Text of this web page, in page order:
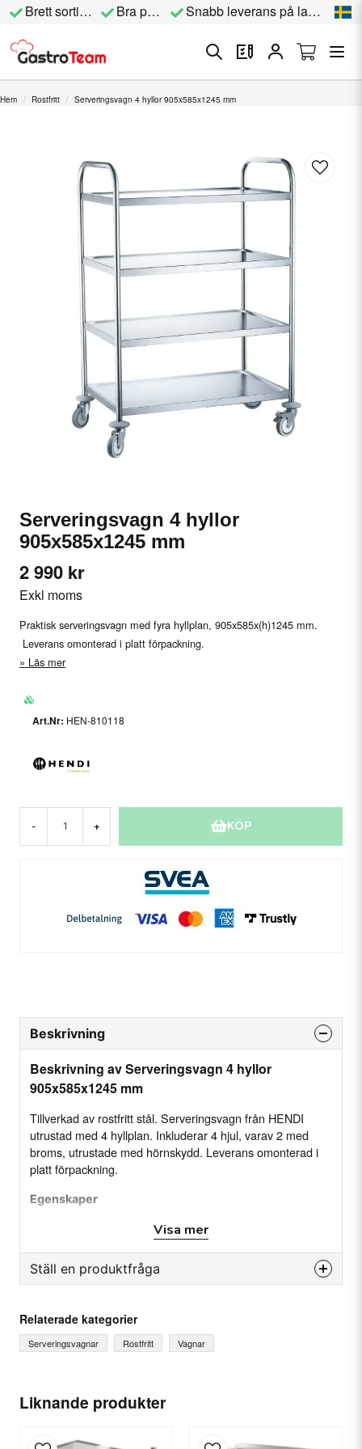
Brett sortiment Bra priser Snabb leverans på lagervara
Hem Rostfritt Serveringsvagn 4 hyllor 905x585x1245 mm
Serveringsvagn 4 hyllor
905x585x1245 mm
2 990 kr
Exkl moms
Praktisk serveringsvagn med fyra hyllplan, 905x585x(h)1245 mm.
Leverans omonterad i platt förpackning.
Läs mer
HEN-810118
- + KÖP
Liknande produkter
Beskrivning
Beskrivning av Serveringsvagn 4 hyllor
905x585x1245 mm
Tillverkad av rostfritt stål. Serveringsvagn från HENDI
utrustad med 4 hyllplan. Inkluderar 4 hjul, varav 2 med
broms, utrustade med hörnskydd. Leverans omonterad i
platt förpackning.
Egenskaper
Vertikalt handtag i rostfritt stå .
4 svängbara hjul Ø100 mm med stötfångare
Hyllor: 4
Hjul: 4, 2 med broms
Vikt (Netto/brutto) 18,47 kg/20,46 kg
Visa mer
Ställ en produktfråga
Fråga oss något om denna produkten...
Ditt namn
Relaterade kategorier
Serveringsvagnar Rostfritt Vagnar